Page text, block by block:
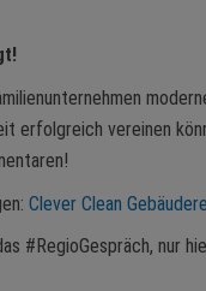
erfolgreich vereinen
Clever Clean
#RegioGespräch, nur